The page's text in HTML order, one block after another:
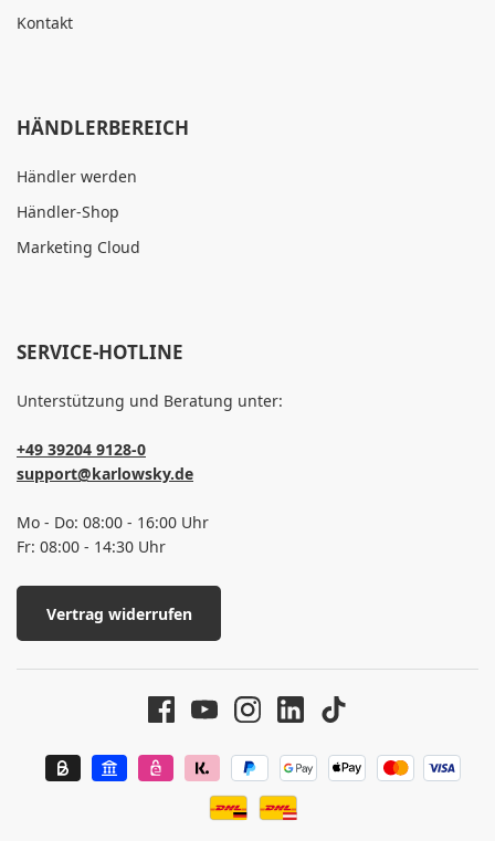
Kontakt
HÄNDLERBEREICH
Händler werden
Händler-Shop
Marketing Cloud
SERVICE-HOTLINE
Unterstützung und Beratung unter:
+49 39204 9128-0
support@karlowsky.de
Mo - Do: 08:00 - 16:00 Uhr
Fr: 08:00 - 14:30 Uhr
Vertrag widerrufen